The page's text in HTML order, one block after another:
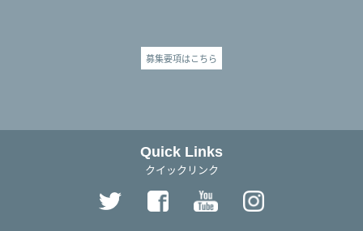
募集要項はこちら
Quick Links
クイックリンク